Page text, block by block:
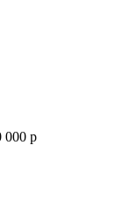
000 р